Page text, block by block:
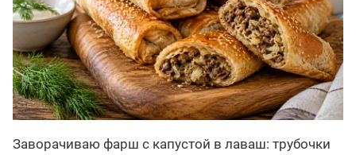
Заворачиваю фарш с капустой в лаваш: трубочки